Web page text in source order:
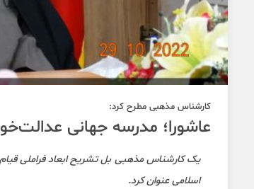
کارشناس مذهبی مطرح کرد:
عاشورا؛ مدرسه جهانی
یک کارشناس مذهبی بل تشریح ابعاد فراملی
اسلامی عنوان کرد.